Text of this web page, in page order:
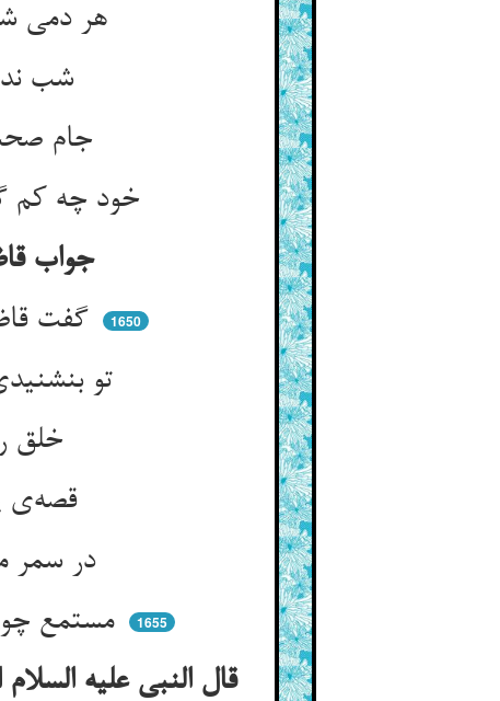
شب ندزدیدی چراغ روز را ** دی نبردی باغ عیش آموز را
جواب قاضی سال صوفی را و قصه‌ی ترک و درزی را مثل آوردن
گفت قاضی بس تهی‌رو صوفیی ** خالی از فطنت چو کاف کوفیی
1650
قصه‌ی پاره‌ربایی در برین ** می حکایت کرد او با آن و این
در سمر می‌خواند دزدی‌نامه‌ای ** گرد او جمع آمده هنگامه‌ای
مستمع چون یافت جاذب زان وفود ** جمله اجزااش حکایت گشته بود
1655
قال النبی علیه السلام ان الله تعالی یلقن الحکمة علی لسان الواعظین بقدر همم المستمعین